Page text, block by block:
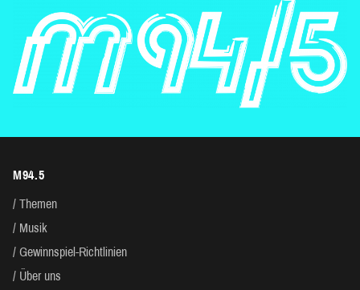
M94.5
Themen
Musik
Gewinnspiel-Richtlinien
Über uns